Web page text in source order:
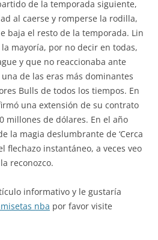
de la temporada siguiente,
al caerse y romperse la rodilla,
baja el resto de la temporada. Lin
mayoría, por no decir en todas,
y que no reaccionaba ante
de las eras más dominantes
Bulls de todos los tiempos. En
una extensión de su contrato
millones de dólares. En el año
la magia deslumbrante de ‘Cerca
flechazo instantáneo, a veces veo
reconozco.
informativo y le gustaría
nba por favor visite